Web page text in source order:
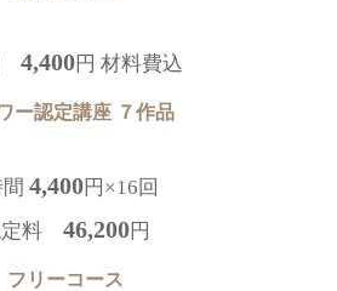
4,400円 材料費込
ー認定講座 ７作品
4,400円×16回
定料 46,200円
フリーコース